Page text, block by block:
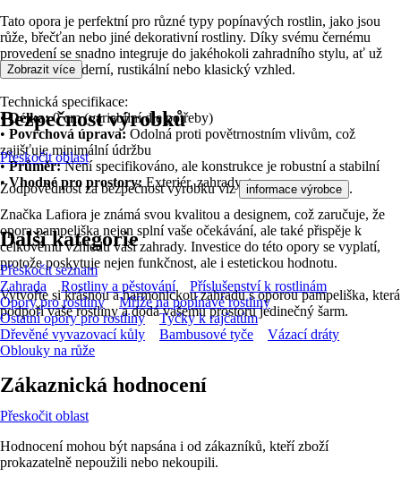
Tato opora je perfektní pro různé typy popínavých rostlin, jako jsou
růže, břečťan nebo jiné dekorativní rostliny. Díky svému černému
provedení se snadno integruje do jakéhokoli zahradního stylu, ať už
preferujete moderní, rustikální nebo klasický vzhled.
Technická specifikace:
•Délka:0 cm (variabilní dle potřeby)
• Povrchová úprava: Odolná proti povětrnostním vlivům, což
zajišťuje minimální údržbu
•Průměr:Není specifikováno, ale konstrukce je robustní a stabilní
•Vhodné pro prostory: Exteriér, zahrady, terasy
Značka Lafiora je známá svou kvalitou a designem, což zaručuje, že
opora pampeliška nejen splní vaše očekávání, ale také přispěje k
celkovému vzhledu vaší zahrady. Investice do této opory se vyplatí,
protože poskytuje nejen funkčnost, ale i estetickou hodnotu.
Vytvořte si krásnou a harmonickou zahradu s oporou pampeliška, která
podpoří vaše rostliny a dodá vašemu prostoru jedinečný šarm.
Zobrazit více
Bezpečnost výrobků
Přeskočit oblast
Zodpovědnost za bezpečnost výrobku viz informace výrobce .
Další kategorie
Přeskočit seznam
Zahrada
Rostliny a pěstování
Příslušenství k rostlinám
Opory pro rostliny
Mříže na popínavé rostliny
Ostatní opory pro rostliny
Tyčky k rajčatům
Dřevěné vyvazovací kůly
Bambusové tyče
Vázací dráty
Oblouky na růže
Zákaznická hodnocení
Přeskočit oblast
Hodnocení mohou být napsána i od zákazníků, kteří zboží
prokazatelně nepoužili nebo nekoupili.